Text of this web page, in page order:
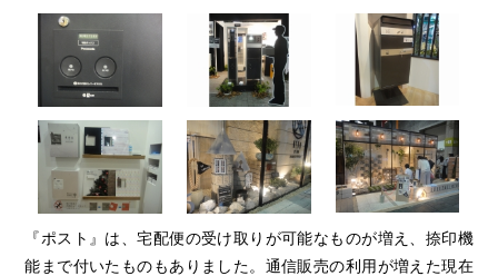
『ポスト』は、宅配便の受け取りが可能なものが増え、捺印機
能まで付いたものもありました。通信販売の利用が増えた現在